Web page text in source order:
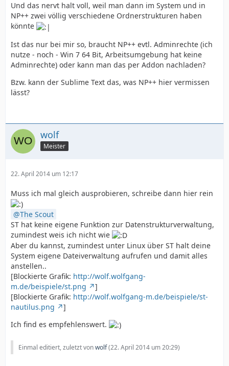
Und das nervt halt voll, weil man dann im System und in
NP++ zwei völlig verschiedene Ordnerstrukturen haben
könnte
Ist das nur bei mir so, braucht NP++ evtl. Adminrechte (ich
nutze - noch - Win 7 64 Bit, Arbeitsumgebung hat keine
Adminrechte) oder kann man das per Addon nachladen?
Bzw. kann der Sublime Text das, was NP++ hier vermissen
lässt?
wolf
Meister
22. April 2014 um 12:17
Muss ich mal gleich ausprobieren, schreibe dann hier rein
The Scout
ST hat keine eigene Funktion zur Datenstrukturverwaltung,
zumindest weis ich nicht wie
Aber du kannst, zumindest unter Linux über ST halt deine
System eigene Dateiverwaltung aufrufen und damit alles
anstellen..
[Blockierte Grafik: http://wolf.wolfgang-
m.de/beispiele/st.png
]
[Blockierte Grafik: http://wolf.wolfgang-m.de/beispiele/st-
nautilus.png
]
Ich find es empfehlenswert.
Einmal editiert, zuletzt vonwolf(22. April 2014 um 20:29)